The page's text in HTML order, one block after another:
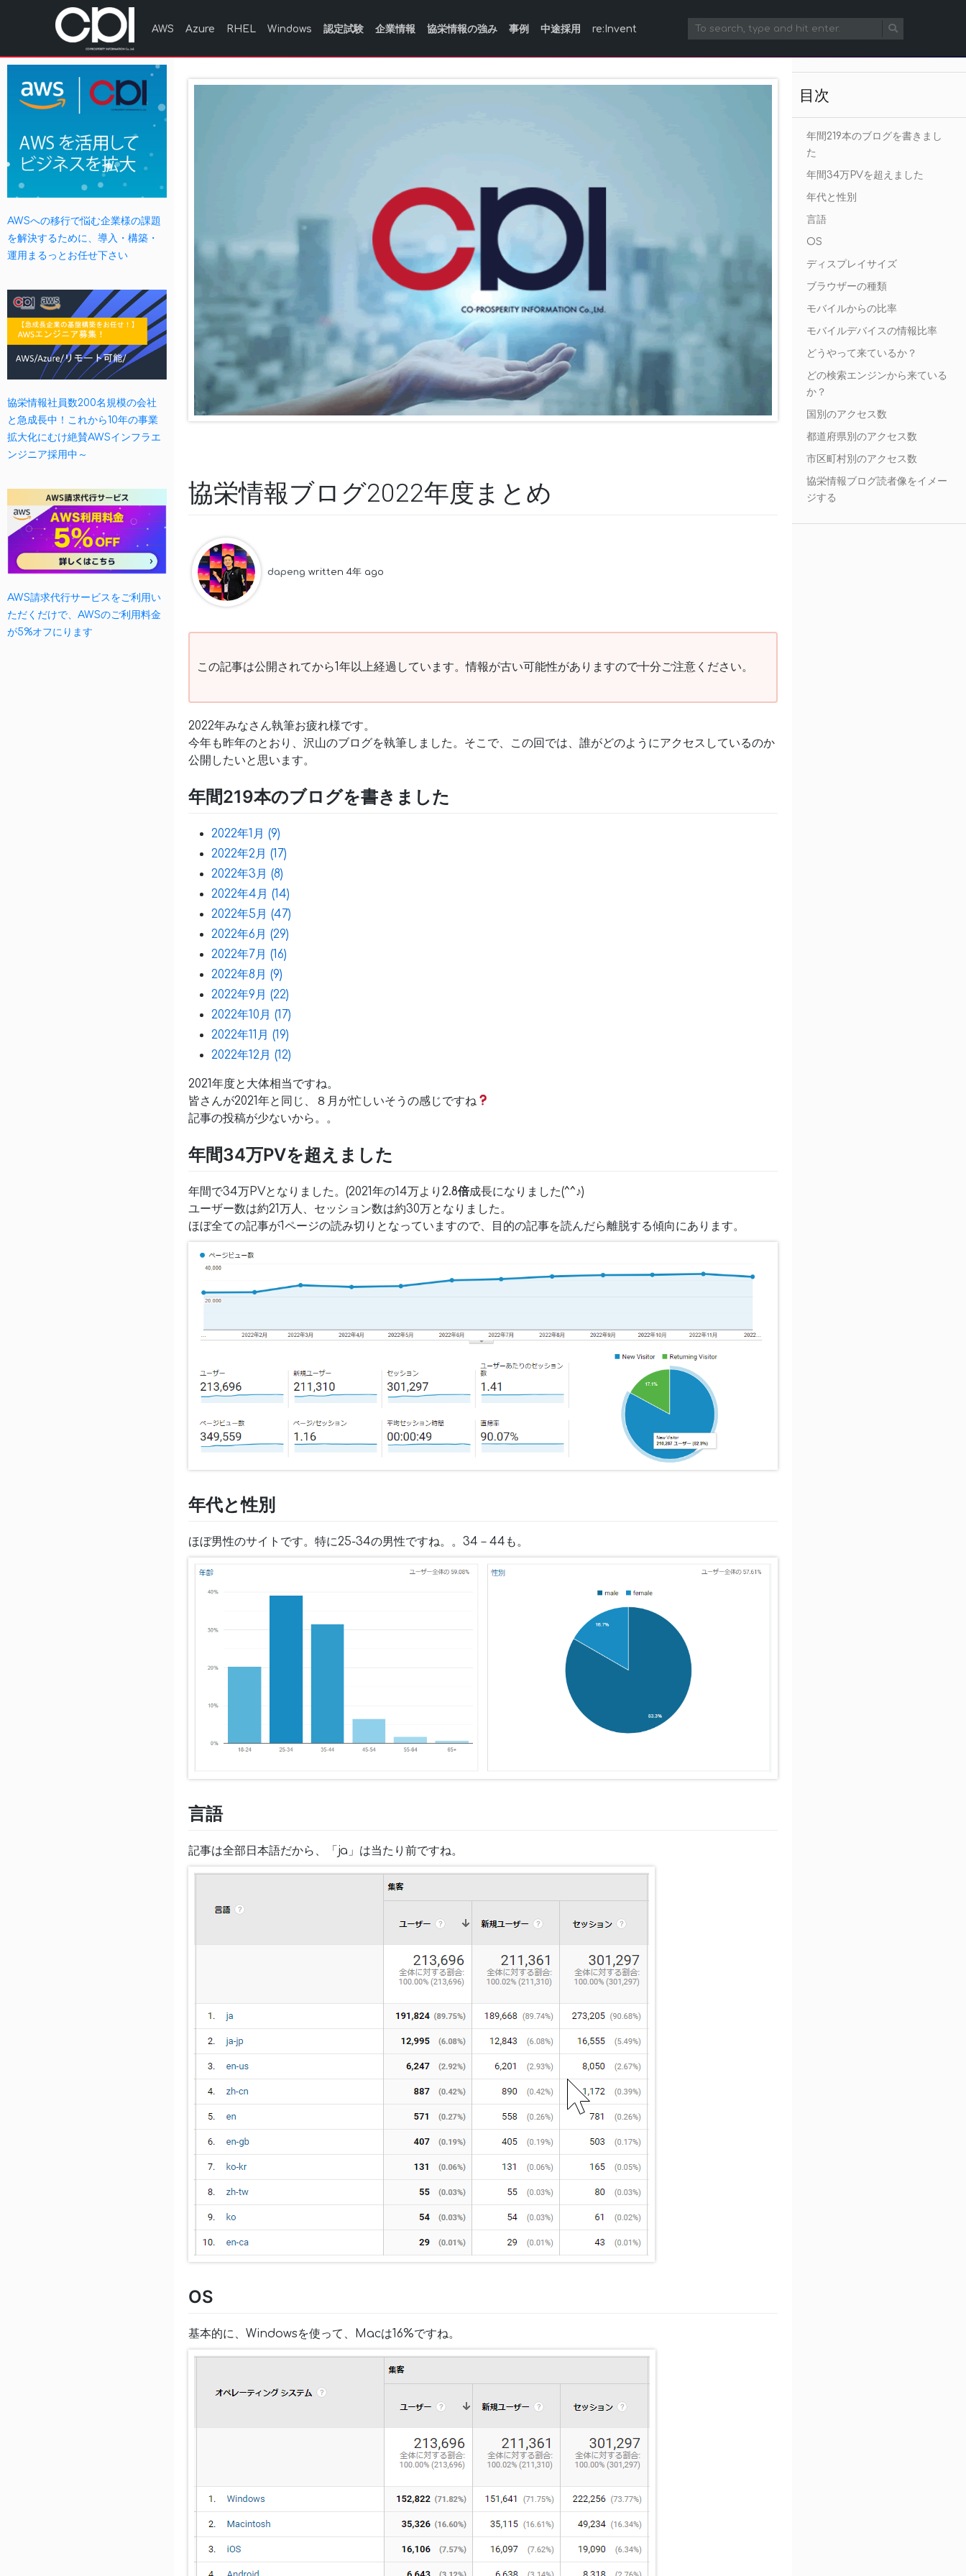
AWS Azure RHEL Windows 認定試験 企業情報 協栄情報の強み 事例 中途採用 re:Invent
AWSへの移行で悩む企業様の課題
を解決するために、導入・構築・
運用まるっとお任せ下さい
協栄情報社員数200名規模の会社
と急成長中！これから10年の事業
拡大化にむけ絶賛AWSインフラエ
ンジニア採用中～
AWS請求代行サービスをご利用い
ただくだけで、AWSのご利用料金
が5%オフにります
協栄情報ブログ2022年度まとめ
dapeng written 4年 ago
この記事は公開されてから1年以上経過しています。情報が古い可能性がありますので十分ご注意ください。
2022年みなさん執筆お疲れ様です。
今年も昨年のとおり、沢山のブログを執筆しました。そこで、この回では、誰がどのようにアクセスしているのか
公開したいと思います。
年間219本のブログを書きました
2022年1月 (9)
2022年2月 (17)
2022年3月 (8)
2022年4月 (14)
2022年5月 (47)
2022年6月 (29)
2022年7月 (16)
2022年8月 (9)
2022年9月 (22)
2022年10月 (17)
2022年11月 (19)
2022年12月 (12)
2021年度と大体相当ですね。
皆さんが2021年と同じ、８月が忙しいそうの感じですね
記事の投稿が少ないから。。
年間34万PVを超えました
年間で34万PVとなりました。(2021年の14万より 2.8倍成長になりました(^^♪)
ユーザー数は約21万人、セッション数は約30万となりました。
ほぼ全ての記事が1ページの読み切りとなっていますので、目的の記事を読んだら離脱する傾向にあります。
年代と性別
ほぼ男性のサイトです。特に25-34の男性ですね。。34－44も。
言語
記事は全部日本語だから、「ja」は当たり前ですね。
OS
基本的に、Windowsを使って、Macは16%ですね。
目次
年間219本のブログを書きまし
た
年間34万PVを超えました
年代と性別
言語
OS
ディスプレイサイズ
ブラウザーの種類
モバイルからの比率
モバイルデバイスの情報比率
どうやって来ているか？
どの検索エンジンから来ている
か？
国別のアクセス数
都道府県別のアクセス数
市区町村別のアクセス数
協栄情報ブログ読者像をイメー
ジする